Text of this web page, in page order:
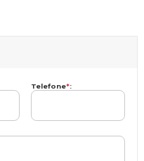
Telefone*: